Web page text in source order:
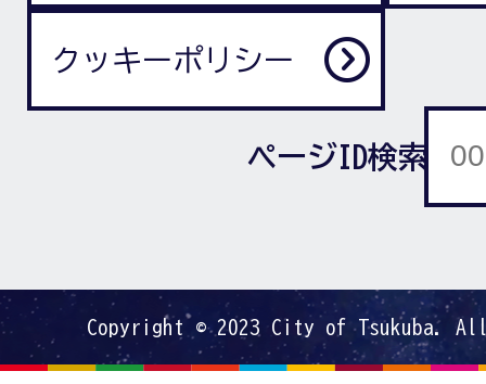
クッキーポリシー
ページID検索
Copyright © 2023 City of Tsukuba.